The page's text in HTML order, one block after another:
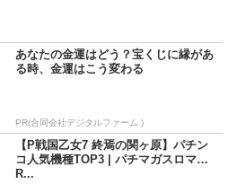
あなたの金運はどう？宝くじに縁があ
る時、金運はこう変わる
PR(合同会社デジタルファーム )
【P戦国乙女7 終焉の関ヶ原】パチン
コ人気機種TOP3 | パチマガスロマガF
R...